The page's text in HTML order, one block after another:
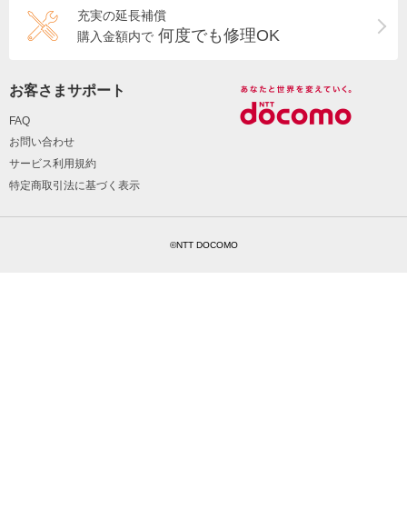
充実の延長補償
購入金額内で 何度でも修理OK
お客さまサポート
FAQ
お問い合わせ
サービス利用規約
特定商取引法に基づく表示
©NTT DOCOMO